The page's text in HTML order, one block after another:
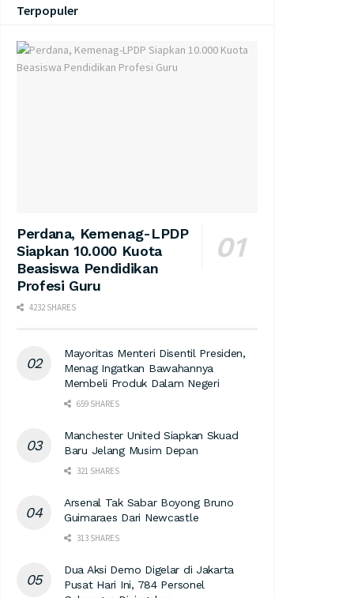
Terpopuler
Perdana, Kemenag-LPDP
Siapkan 10.000 Kuota
Beasiswa Pendidikan
Profesi Guru
4232 SHARES
Mayoritas Menteri Disentil Presiden,
Menag Ingatkan Bawahannya
Membeli Produk Dalam Negeri
659 SHARES
Manchester United Siapkan Skuad
Baru Jelang Musim Depan
321 SHARES
Arsenal Tak Sabar Boyong Bruno
Guimaraes Dari Newcastle
313 SHARES
Dua Aksi Demo Digelar di Jakarta
Pusat Hari Ini, 784 Personel